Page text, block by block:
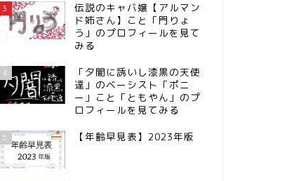
3
伝説のキャバ嬢【アルマン
ド姉さん】こと「門りょ
う」のプロフィールを見て
みる
4
「夕闇に誘いし漆黒の天使
達」のベーシスト「ポニ
ー」こと「ともやん」のプ
ロフィールを見てみる
5 【年齢早見表】2023年版